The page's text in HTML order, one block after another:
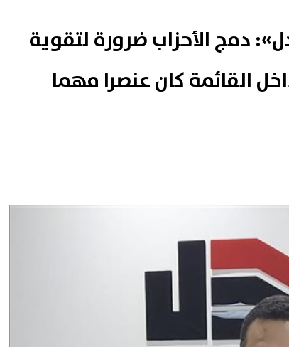
دمج الأحزاب ضرورة لتقوية
القائمة كان عنصرا مهما